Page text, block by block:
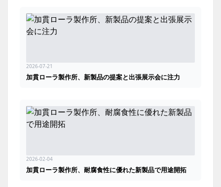
2026-07-21
加貫ローラ製作所、新製品の提案と出張展示会に注力
2026-02-04
加貫ローラ製作所、耐腐食性に優れた新製品で用途開拓